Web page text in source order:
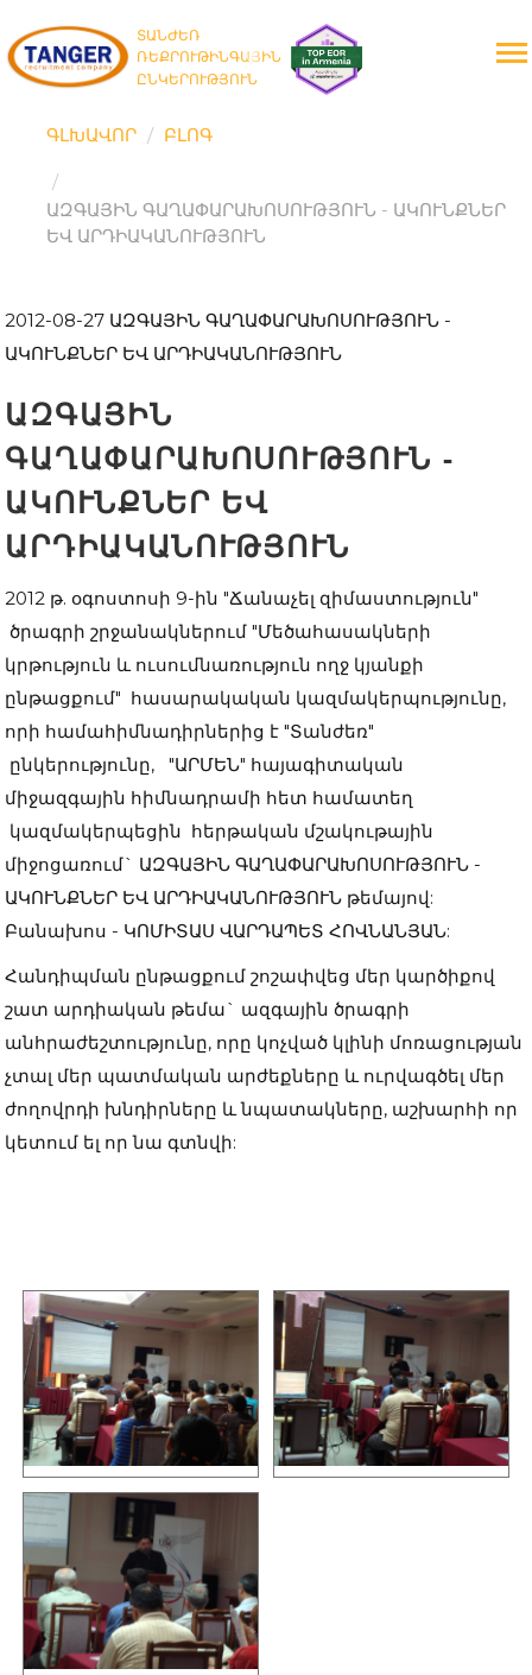
ՏԱՆԺԵՌ
ՌԵՔՐՈՒԹԻՆԳԱՅԻՆ
ԸՆԿԵՐՈՒԹՅՈՒՆ
ԳԼԽԱՎՈՐ ԲԼՈԳ
ԱԶԳԱՅԻՆ ԳԱՂԱՓԱՐԱԽՈՍՈՒԹՅՈՒՆ - ԱԿՈՒՆՔՆԵՐ
ԵՎ ԱՐԴԻԱԿԱՆՈՒԹՅՈՒՆ
2012-08-27 ԱԶԳԱՅԻՆ ԳԱՂԱՓԱՐԱԽՈՍՈՒԹՅՈՒՆ -
ԱԿՈՒՆՔՆԵՐ ԵՎ ԱՐԴԻԱԿԱՆՈՒԹՅՈՒՆ
ԱԶԳԱՅԻՆ
ԳԱՂԱՓԱՐԱԽՈՍՈՒԹՅՈՒՆ -
ԱԿՈՒՆՔՆԵՐ ԵՎ
ԱՐԴԻԱԿԱՆՈՒԹՅՈՒՆ
2012 թ. օգոստոսի 9-ին "Ճանաչել զիմաստություն"
ծրագրի շրջանակներում "Մեծահասակների
կրթություն և ուսումնառություն ողջ կյանքի
ընթացքում" հասարակական կազմակերպությունը,
որի համահիմնադիրներից է "Տանժեռ"
ընկերությունը, "ԱՐՄԵՆ" հայագիտական
միջազգային հիմնադրամի հետ համատեղ
կազմակերպեցին հերթական մշակութային
միջոցառում` ԱԶԳԱՅԻՆ ԳԱՂԱՓԱՐԱԽՈՍՈՒԹՅՈՒՆ -
ԱԿՈՒՆՔՆԵՐ ԵՎ ԱՐԴԻԱԿԱՆՈՒԹՅՈՒՆ թեմայով:
Բանախոս - ԿՈՄԻՏԱՍ ՎԱՐԴԱՊԵՏ ՀՈՎՆԱՆՅԱՆ:
Հանդիպման ընթացքում շոշափվեց մեր կարծիքով
շատ արդիական թեմա` ազգային ծրագրի
անհրաժեշտությունը, որը կոչված կլինի մոռացության
չտալ մեր պատմական արժեքները և ուրվագծել մեր
ժողովրդի խնդիրները և նպատակները, աշխարհի որ
կետում ել որ նա գտնվի: